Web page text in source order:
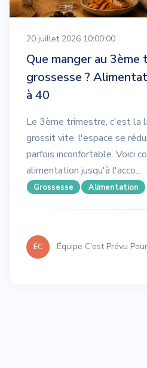
20 juillet 2026 10:00:00
Que manger au
grossesse ?
à 40
Le 3ème trimestre, c'est la
grossit vite, l'espace se
parfois inconfortable. Voici
alimentation jusqu'à l'acco...
Grossesse Alimentation
ÉC Équipe C'est Prévu